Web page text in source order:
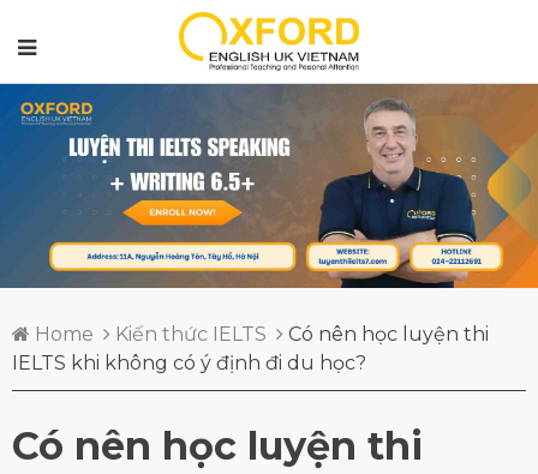
Home Kiến thức IELTS
Có nên học luyện thi
IELTS khi không có ý định đi du học?
Có nên học luyện thi